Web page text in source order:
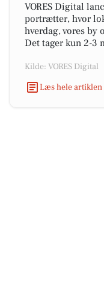
VORES Digital
portrætter, hvor
hverdag, vores by
Det tager kun 2-3
Kilde: VORES Digital
Læs hele artiklen